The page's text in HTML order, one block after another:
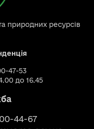
природних ресурсів
47-53
до 16.45
44-67